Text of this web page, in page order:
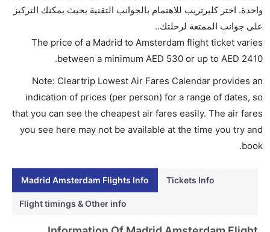
AED 2410. خطوط جنوب الصين الجوية, دلتا, خطوط
زيامن الجوية, الاتحاد للطيران, الخطوط الجوية الدولية
الأوكرانية, الخطوط الجوية الكينية, الخطوط الجوية غول
الطيران الصينية يوفرون تذاكر في هذا النطاق من الأسعار.
هل اختيار إنجاز إجراءات السفر عبر الإنترنت متاح في رحلة
هل يمكنني حجز فنادق متوسطة التكلفة بالقرب من مطار
أمستردام عبر الإنترنت؟
نعم، يمكن حجز فنادق متوسطة التكلفة بالقرب من المطار
عبر اختيار فنادق كليرتريب.
واحدة. اختر كليرتريب للاهتمام بالجوانب التقنية بحيث يمكنك التركيز
على جوانب الممتعة لرحلتك..
The price of a Madrid to Amsterdam flight ticket varies
between a minimum AED 530 or up to AED 2410
.
Note: Cleartrip Lowest Air Fares Calendar provides an
indication of prices (per person) for a range of dates, so
that you can see the cheapest air fares easily. The air fares
you see here may not be available at the time you try and
book.
Madrid Amsterdam Flights Info Tickets Info
Flight timings & Other info